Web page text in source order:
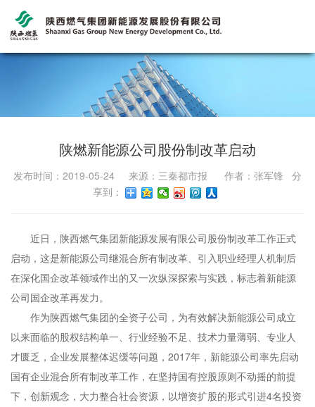
陕燃新能源公司股份制改革启动
发布时间：2019-05-24 来源：三秦都市报 作者：张军锋 分
享到：
近日，陕西燃气集团新能源发展有限公司股份制改革工作正式
启动，这是新能源公司继混合所有制改革、引入职业经理人机制后
在深化国企改革领域作出的又一次纵深探索与实践，标志着新能源
公司国企改革再发力。
作为陕西燃气集团的全资子公司，为有效解决新能源公司成立
以来面临的股权结构单一、行业经验不足、技术力量薄弱、专业人
才匮乏，企业发展整体迟缓等问题，2017年，新能源公司率先启动
国有企业混合所有制改革工作，在坚持国有控股原则不动摇的前提
下，创新观念，大力整合社会资源，以增资扩股的形式引进4名投资